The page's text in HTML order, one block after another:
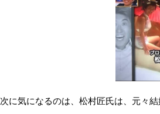
次に気になるのは、松村匠氏は、元々